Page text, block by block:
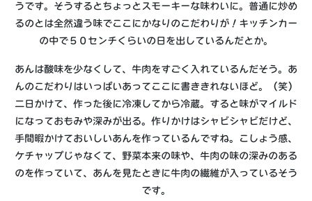
うです。そうするとちょっとスモーキーな味わいに。普通に炒め
るのとは全然違う味でここにかなりのこだわりが！キッチンカー
の中で５０センチくらいの日を出しているんだとか。
あんは酸味を少なくして、牛肉をすごく入れているんだそう。あ
んのこだわりはいっぱいあってここに書ききれないほど。（笑）
二日かけて、作った後に冷凍してから冷蔵。すると味がマイルド
になっておもみや深みが出る。作りかけはシャビシャビだけど、
手間暇かけておいしいあんを作っているんですね。こしょう感、
ケチャップじゃなくて、野菜本来の味や、牛肉の味の深みのある
のを作っていて、あんを見たときに牛肉の繊維が入っているそう
です。